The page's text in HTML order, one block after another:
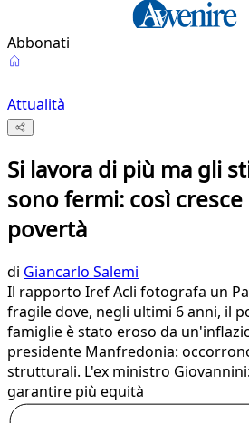
Abbonati
Attualità
Si lavora di più ma gli
sono fermi: così
povertà
di Giancarlo Salemi
Il rapporto Iref Acli fotografa un
fragile dove, negli ultimi 6 anni, il
famiglie è stato eroso da
presidente Manfredonia:
strutturali. L'ex ministro
garantire più equità